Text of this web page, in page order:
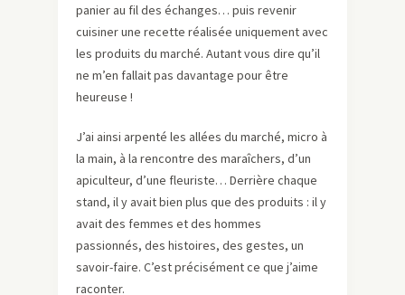
panier au fil des échanges… puis revenir
cuisiner une recette réalisée uniquement avec
les produits du marché. Autant vous dire qu’il
ne m’en fallait pas davantage pour être
heureuse !
J’ai ainsi arpenté les allées du marché, micro à
la main, à la rencontre des maraîchers, d’un
apiculteur, d’une fleuriste… Derrière chaque
stand, il y avait bien plus que des produits : il y
avait des femmes et des hommes
passionnés, des histoires, des gestes, un
savoir-faire. C’est précisément ce que j’aime
raconter.